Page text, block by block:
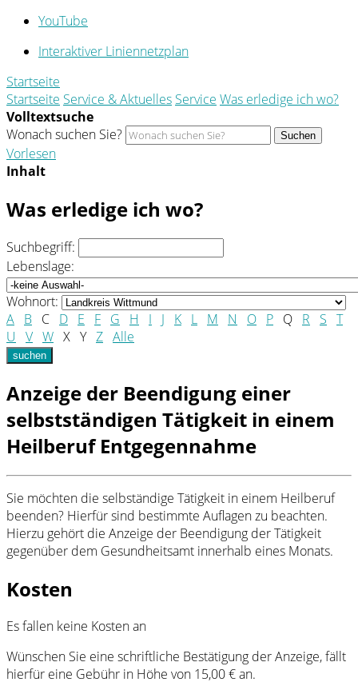
YouTube
Interaktiver Liniennetzplan
Startseite
Startseite Service & Aktuelles Service Was erledige ich wo?
Volltextsuche
Wonach suchen Sie?
Suchen
Vorlesen
Inhalt
Was erledige ich wo?
Suchbegriff:
Lebenslage:
Wohnort:
A B C D E F G H I J K L M N O P Q R S T
U
V W X Y Z Alle
suchen
Anzeige der Beendigung einer
selbstständigen Tätigkeit in einem
Heilberuf Entgegennahme
Sie möchten die selbständige Tätigkeit in einem Heilberuf
beenden? Hierfür sind bestimmte Auflagen zu beachten.
Hierzu gehört die Anzeige der Beendigung der Tätigkeit
gegenüber dem Gesundheitsamt innerhalb eines Monats.
Kosten
Es fallen keine Kosten an
Wünschen Sie eine schriftliche Bestätigung der Anzeige, fällt
hierfür eine Gebühr in Höhe von 15,00 € an.